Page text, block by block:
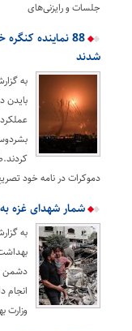
جلسات و رایزنی‌های
88 نماینده
شدند
به
بایدن
دموکرات در نامه خود
شمار شهدای غزه به ۳۴ هزار و ۶۵۴ نفر افزایش
به
دشمن
وزارت